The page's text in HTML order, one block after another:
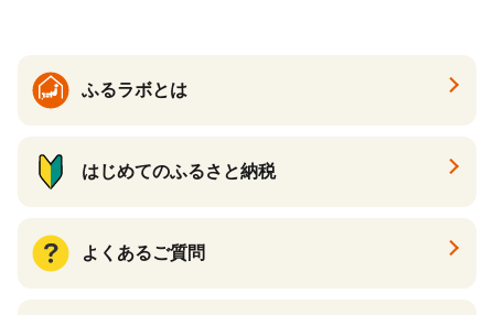
ふるラボとは
はじめてのふるさと納税
よくあるご質問